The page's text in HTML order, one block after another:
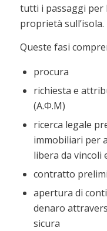
tutti i passaggi per
proprietà sull’isola.
Queste fasi
procura
richiesta e
(Α.Φ.Μ)
ricerca legale
immobiliari per
libera da vincoli
contratto
apertura di
denaro
sicura